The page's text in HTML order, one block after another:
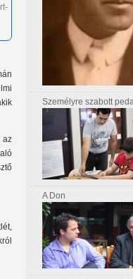
az
Személyre szabott
A Don